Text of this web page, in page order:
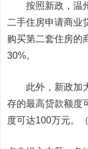
按照新政，温州
二手住房申请商业
购买第二套住房的
30%。
此外，新政加大
存的最高贷款额度
度可达100万元。